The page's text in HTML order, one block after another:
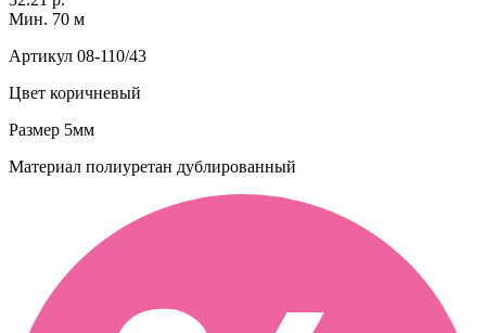
Мин. 70 м
Артикул 08-110/43
Цвет коричневый
Размер 5мм
Материал полиуретан дублированный